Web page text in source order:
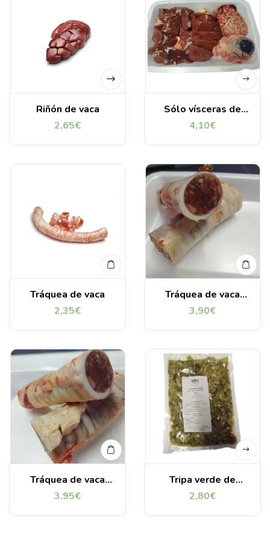
Riñón de vaca
2,65€
Sólo vísceras de
Vacuno (1 Kg).
Ternera asturiana
4,10€
Tráquea de vaca
2,35€
Tráquea de vaca
rellena de carne de
vaca asturiana (2
unid.)
3,90€
Tráquea de vaca
rellena de tripa
verde de vaca
asturiana (2 unid.)
3,95€
Tripa verde de
vacuno asturiano
picada y lavada 500
gr
2,80€